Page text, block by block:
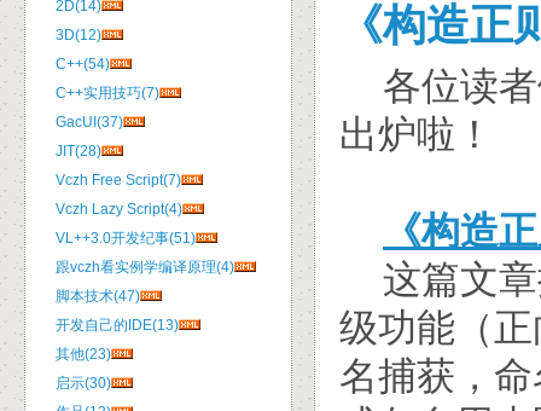
《构造
各位读者
出炉啦！
《构造
这篇文章
级功能（
名捕获，
2D(14)
3D(12)
C++(54)
C++实用技巧(7)
GacUI(37)
JIT(28)
Vczh Free Script(7)
Vczh Lazy Script(4)
VL++3.0开发纪事(51)
跟vczh看实例学编译原理(4)
脚本技术(47)
开发自己的IDE(13)
其他(23)
启示(30)